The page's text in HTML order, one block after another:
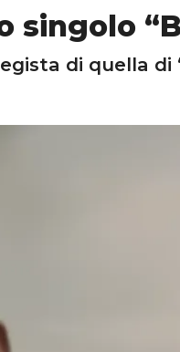
singolo
di quella di